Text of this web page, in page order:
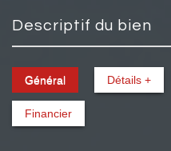
descriptif du bien
Général Détails +
Financier